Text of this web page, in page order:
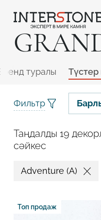
туралы
Фильтр
Таңдалды 19
сәйкес
Adventure (A)
Топ продаж
Өңдеуші